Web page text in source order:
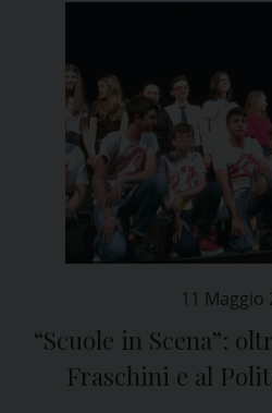
11 Maggio
“Scuole in Scena”:
Fraschini e al